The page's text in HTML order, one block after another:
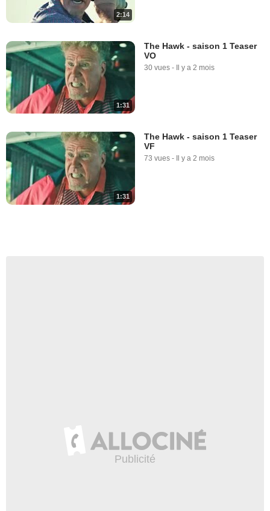
2:14
1:31
The Hawk - saison 1 Teaser
VO
30 vues - Il y a 2 mois
1:31
The Hawk - saison 1 Teaser
VF
73 vues - Il y a 2 mois